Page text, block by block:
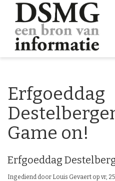
Erfgoeddag
Game on!
Erfgoeddag
Ingediend door Louis Gevaert op vr,